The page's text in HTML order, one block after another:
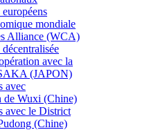
mondiale
Alliance (WCA)
avec la
(JAPON)
avec
de Wuxi (Chine)
avec le District
(Chine)